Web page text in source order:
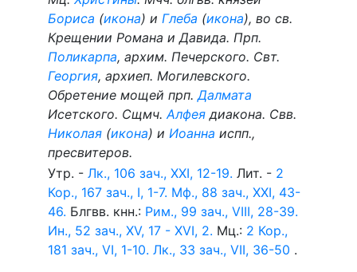
Бориса (икона) и Глеба (икона), во св.
Крещении Романа и Давида. Прп.
Поликарпа, архим. Печерского. Свт.
Георгия, архиеп. Могилевского.
Обретение мощей прп.Далмата
Исетского. Сщмч.Алфеядиакона. Свв.
Николая(икона) и Иоанна испп.,
пресвитеров.
Утр. - Лк., 106 зач., XXI, 12-19. Лит. - 2
Кор., 167 зач., I, 1-7. Мф., 88 зач., XXI, 43-
46. Блгвв. кнн.: Рим., 99 зач., VIII, 28-39.
Ин., 52 зач., XV, 17 - XVI, 2. Мц.: 2 Кор.,
181 зач., VI, 1-10. Лк., 33 зач., VII, 36-50 .